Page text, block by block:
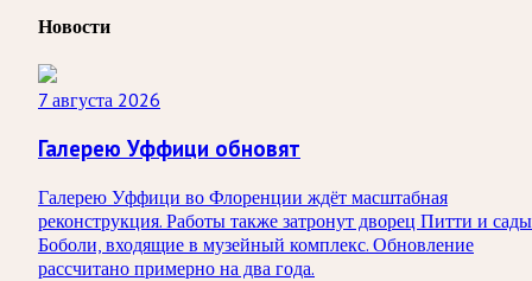
Новости
7 августа 2026
Галерею Уффици обновят
Галерею Уффици во Флоренции ждёт масштабная
реконструкция. Работы также затронут дворец Питти и сады
Боболи, входящие в музейный комплекс. Обновление
рассчитано примерно на два года.